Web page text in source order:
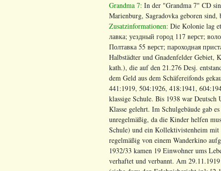
Grandma 7: In der "Grandma 7" CD
Marienburg, Sagradovka geboren sind,
Zusatzinformationen: Die Kolonie lag
лавка; уeздный город 117 верст;
Полтавка 55 верст; пароходная
Halbstädter und Gnadenfelder Gebiet,
kath.), die auf den 21.276 Desj.
dem Geld aus dem Schäfereifonds
441:1919, 504:1926, 418:1941,
klassige Schule. Bis 1938 war Deutsch
Klasse gelehrt. Im Schulgebäude gab
unregelmäßig, da die Kinder helfen
Schule) und ein Kollektivistenheim
regelmäßig von einem Wanderkino
1932/33 kamen 19 Einwohner ums
verhaftet und verbannt. Am